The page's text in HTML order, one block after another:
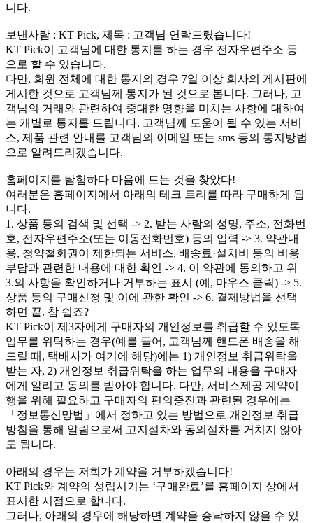
니다.
보낸사람 : KT Pick, 제목 : 고객님 연락드렸습니다!
KT Pick이 고객님에 대한 통지를 하는 경우 전자우편주소 등
으로 할 수 있습니다.
다만, 회원 전체에 대한 통지의 경우 7일 이상 회사의 게시판에
게시한 것으로 고객님께 통지가 된 것으로 봅니다. 그러나, 고
객님의 거래와 관련하여 중대한 영향을 미치는 사항에 대하여
는 개별로 통지를 드립니다. 고객님께 도움이 될 수 있는 서비
스, 제품 관련 안내를 고객님의 이메일 또는 sms 등의 통지방법
으로 알려드리겠습니다.
홈페이지를 탐험하다 마음에 드는 것을 찾았다!
여러분은 홈페이지에서 아래의 테크 트리를 따라 구매하게 됩
니다.
1. 상품 등의 검색 및 선택 -> 2. 받는 사람의 성명, 주소, 전화번
호, 전자우편주소(또는 이동전화번호) 등의 입력 -> 3. 약관내
용, 청약철회권이 제한되는 서비스, 배송료·설치비 등의 비용
부담과 관련한 내용에 대한 확인 -> 4. 이 약관에 동의하고 위
3.의 사항을 확인하거나 거부하는 표시 (예, 마우스 클릭) -> 5.
상품 등의 구매신청 및 이에 관한 확인 -> 6. 결제방법을 선택
하면 끝. 참 쉽죠?
KT Pick이 제3자에게 구매자의 개인정보를 취급할 수 있도록
업무를 위탁하는 경우(예를 들어, 고객님께 핸드폰 배송을 해
드릴 때, 택배사가 여기에 해당)에는 1) 개인정보 취급위탁을
받는 자, 2) 개인정보 취급위탁을 하는 업무의 내용을 구매자
에게 알리고 동의를 받아야 합니다. 다만, 서비스제공 계약이
행을 위해 필요하고 구매자의 편의증진과 관련된 경우에는
「정보통신망법」에서 정하고 있는 방법으로 개인정보 취급
방침을 통해 알림으로써 고지절차와 동의절차를 거치지 않아
도 됩니다.
아래의 경우는 저희가 계약을 거부하겠습니다!
KT Pick와 계약의 성립시기는 ‘구매완료’를 홈페이지 상에서
표시한 시점으로 합니다.
그러나, 아래의 경우에 해당하면 계약을 승낙하지 않을 수 있